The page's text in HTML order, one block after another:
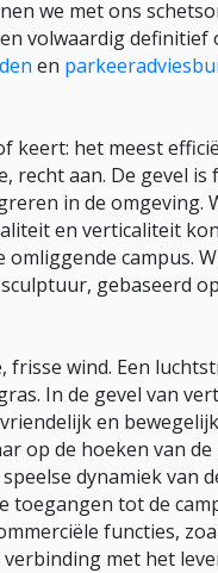
we met ons
volwaardig
en
keert: het meest
recht aan. De gevel
in de omgeving.
en verticaliteit
omliggende campus.
gebaseerd
frisse wind. Een
In de gevel van
en
op de hoeken van
dynamiek van
toegangen tot de
functies,
met het